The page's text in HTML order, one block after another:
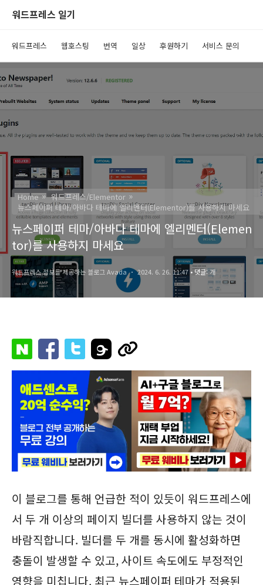
워드프레스 일기
워드프레스 웹호스팅 번역 일상 후원하기 서비스 문의
Home
워드프레스/Elementor
뉴스페이퍼 테마/아바다 테마에 엘리멘터(Elementor)를 사용하지 마세요
뉴스페이퍼 테마/아바다 테마에 엘리멘터(Elemen
tor)를 사용하지 마세요
워드프레스 정보를 제공하는 블로그 Avada 2024. 6. 26. 11:47 • 댓글:개
이 블로그를 통해 언급한 적이 있듯이 워드프레스에
서 두 개 이상의 페이지 빌더를 사용하지 않는 것이
바람직합니다. 빌더를 두 개를 동시에 활성화하면
충돌이 발생할 수 있고, 사이트 속도에도 부정적인
영향을 미칩니다. 최근 뉴스페이퍼 테마가 적용된